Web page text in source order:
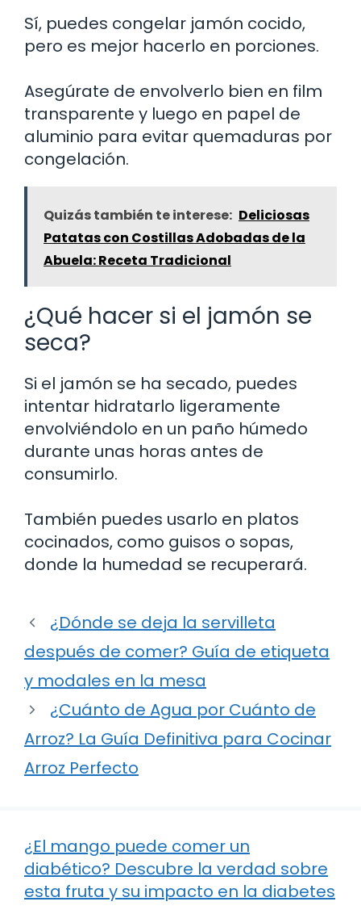
Sí, puedes congelar jamón cocido,
pero es mejor hacerlo en porciones.
Asegúrate de envolverlo bien en film
transparente y luego en papel de
aluminio para evitar quemaduras por
congelación.
Quizás también te interese: Deliciosas
Patatas con Costillas Adobadas de la
Abuela: Receta Tradicional
¿Qué hacer si el jamón se
seca?
Si el jamón se ha secado, puedes
intentar hidratarlo ligeramente
envolviéndolo en un paño húmedo
durante unas horas antes de
consumirlo.
También puedes usarlo en platos
cocinados, como guisos o sopas,
donde la humedad se recuperará.
¿Dónde se deja la servilleta
después de comer? Guía de etiqueta
y modales en la mesa
¿Cuánto de Agua por Cuánto de
Arroz? La Guía Definitiva para Cocinar
Arroz Perfecto
¿El mango puede comer un
diabético? Descubre la verdad sobre
esta fruta y su impacto en la diabetes